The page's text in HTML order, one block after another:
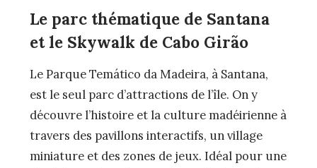
Le parc thématique de Santana
et le Skywalk de Cabo Girão
Le Parque Temático da Madeira, à Santana,
est le seul parc d’attractions de l’île. On y
découvre l’histoire et la culture madéirienne à
travers des pavillons interactifs, un village
miniature et des zones de jeux. Idéal pour une